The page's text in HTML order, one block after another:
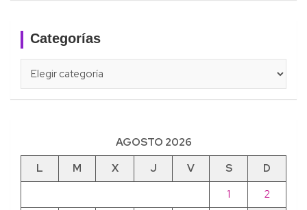
Categorías
AGOSTO 2026
L
M X J V S
D
1
2